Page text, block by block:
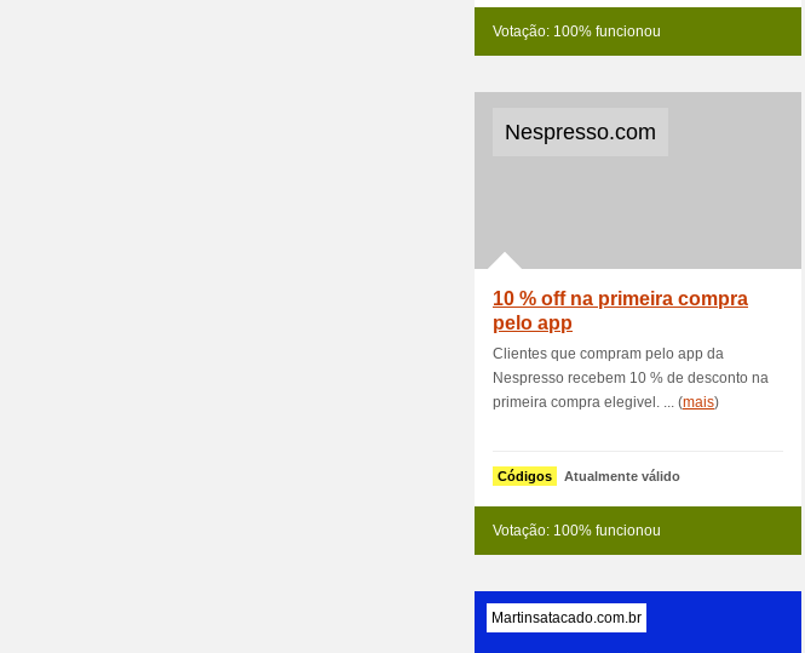
Votação: 100% funcionou
Nespresso.com
10 % off na primeira compra
pelo app
Clientes que compram pelo app da
Nespresso recebem 10 % de desconto na
primeira compra elegivel. ... (mais)
Códigos Atualmente válido
Votação: 100% funcionou
Martinsatacado.com.br